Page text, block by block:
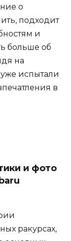
о
подходит
и
больше об
на
испытали
в
и фото
ракурсах,